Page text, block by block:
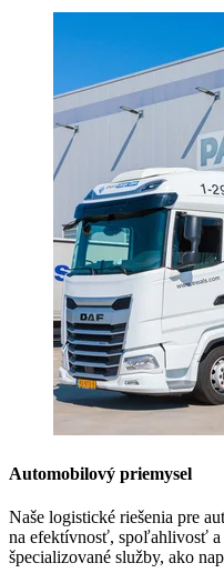
Automobilový priemysel
Naše logistické riešenia pre
na efektívnosť, spoľahlivosť a
špecializované služby, ako